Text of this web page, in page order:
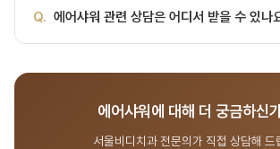
도 유지심리적 신뢰: 환자에게 위생 수준 시각화의
외부 이동 시 역방향 보호일반 진료실 vs 수술실구
로 분사. 옷·머리에 부착된 먼지·세균·바이러스를
해 더 정확한 진단과 편안한 치료가 가능합니다.
감염 관리 및 안전 프로토콜을 철저히 준수합니다.
등 최첨단 감염관리 체계를 운영합니다.
Q. 에어샤워 관련 상담은 어디서 받을 수 있나
041-415-2892 또는 온라인 예약
으로 상담을 받으실 수 있습니다.
에어샤워에 대해 더 궁금하신
서울비디치과 전문의가 직접 상담해 드